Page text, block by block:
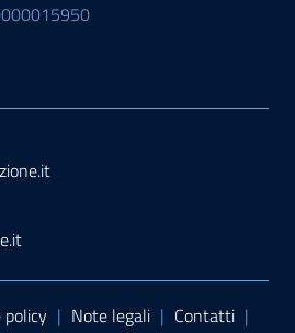
policy | Note legali | Contatti |